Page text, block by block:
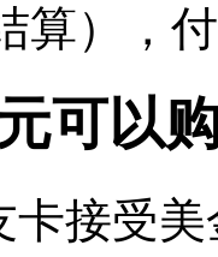
算），
可以
卡接受